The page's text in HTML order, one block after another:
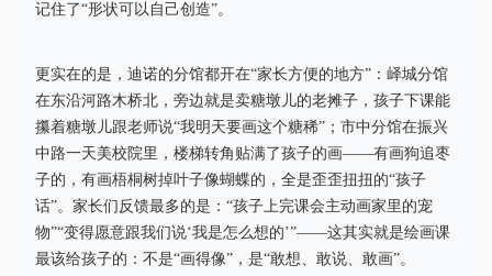
记住了“形状可以自己创造”。
更实在的是，迪诺的分馆都开在“家长方便的地方”：峄城分馆
在东沿河路木桥北，旁边就是卖糖墩儿的老摊子，孩子下课能
攥着糖墩儿跟老师说“我明天要画这个糖稀”；市中分馆在振兴
中路一天美校院里，楼梯转角贴满了孩子的画——有画狗追枣
子的，有画梧桐树掉叶子像蝴蝶的，全是歪歪扭扭的“孩子
话”。家长们反馈最多的是：“孩子上完课会主动画家里的宠
物”“变得愿意跟我们说‘我是怎么想的’”——这其实就是绘画课
最该给孩子的：不是“画得像”，是“敢想、敢说、敢画”。